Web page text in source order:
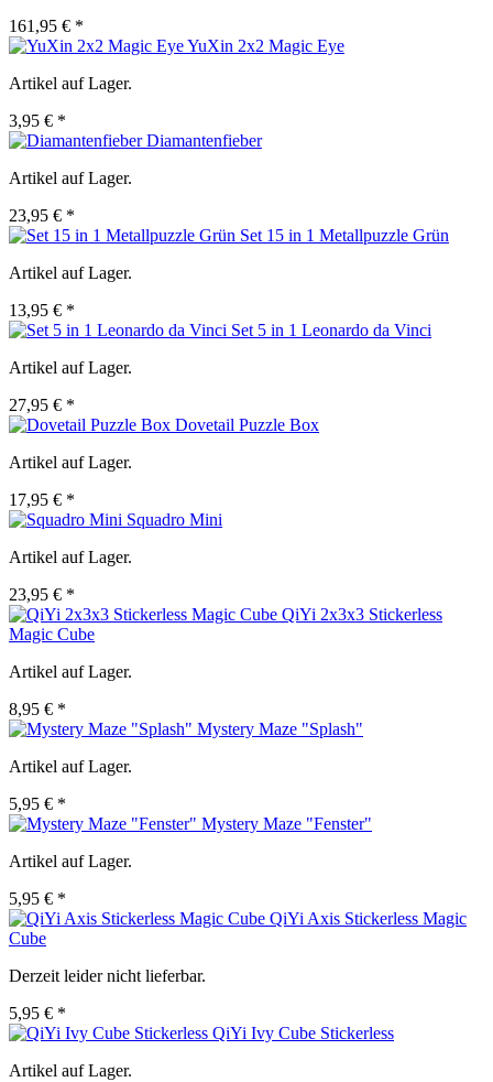
161,95 € *
YuXin 2x2 Magic Eye
Artikel auf Lager.
3,95 € *
Diamantenfieber
Artikel auf Lager.
23,95 € *
Set 15 in 1 Metallpuzzle Grün
Artikel auf Lager.
13,95 € *
Set 5 in 1 Leonardo da Vinci
Artikel auf Lager.
27,95 € *
Dovetail Puzzle Box
Artikel auf Lager.
17,95 € *
Squadro Mini
Artikel auf Lager.
23,95 € *
QiYi 2x3x3 Stickerless
Magic Cube
Artikel auf Lager.
8,95 € *
Mystery Maze "Splash"
Artikel auf Lager.
5,95 € *
Mystery Maze "Fenster"
Artikel auf Lager.
5,95 € *
QiYi Axis Stickerless Magic
Cube
Derzeit leider nicht lieferbar.
5,95 € *
QiYi Ivy Cube Stickerless
Artikel auf Lager.